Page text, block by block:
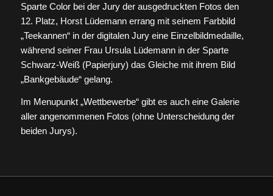
Sparte Color bei der Jury der ausgedruckten Fotos den
12. Platz, Horst Lüdemann errang mit seinem Farbbild
„Teekannen“ in der digitalen Jury eine Einzelbildmedaille,
während seiner Frau Ursula Lüdemann in der Sparte
Schwarz-Weiß (Papierjury) das Gleiche mit ihrem Bild
„Bankgebäude“ gelang.
Im Menupunkt „Wettbewerbe“ gibt es auch eine Galerie
aller angenommenen Fotos (ohne Unterscheidung der
beiden Jurys).